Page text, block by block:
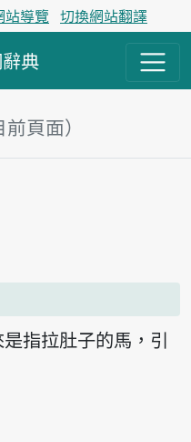
站導覽 切換網站翻譯
辭典
頁面）
指拉肚子的馬，引